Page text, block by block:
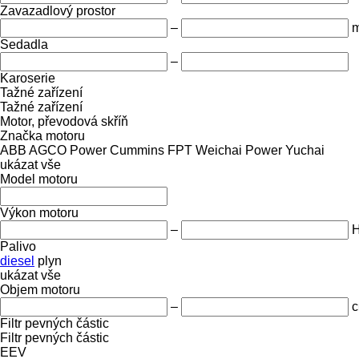
Zavazadlový prostor
–
Sedadla
–
Karoserie
Tažné zařízení
Tažné zařízení
Motor, převodová skříň
Značka motoru
ABB AGCO Power Cummins FPT Weichai Power Yuchai
ukázat vše
Model motoru
Výkon motoru
–
Palivo
diesel plyn
ukázat vše
Objem motoru
–
Filtr pevných částic
Filtr pevných částic
EEV